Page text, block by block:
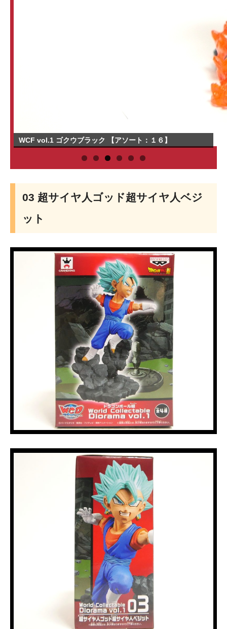
WCF vol.1 ゴクウブラック 【アソート：１６】
03 超サイヤ人ゴッド超サイヤ人ベジ
ット